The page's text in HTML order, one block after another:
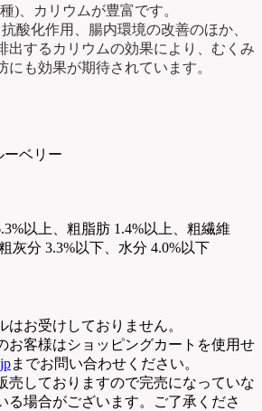
)、カリウムが豊富です。
酸化作用、腸内環境の改善のほか、
出するカリウムの効果により、むくみ
にも効果が期待されています。
ーベリー
以上、粗脂肪 1.4%以上、粗繊維
灰分 3.3%以下、水分 4.0%以下
はお受けしておりません。
お客様はショッピングカートを使用せ
までお問い合わせください。
売しておりますので完売になっていな
る場合がございます。ご了承くださ